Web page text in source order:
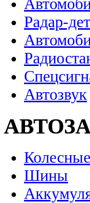
Радар-
Автозвук
Шины